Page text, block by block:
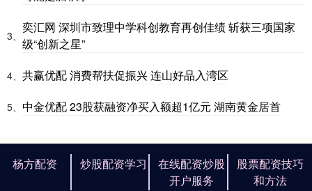
3、
奕汇网 深圳市致理中学科创教育再创佳绩 斩获三项国家
级“创新之星”
4、 共赢优配 消费帮扶促振兴 连山好品入湾区
5、 中金优配 23股获融资净买入额超1亿元 湖南黄金居首
杨方配资 炒股配资学习
在线配资炒股
开户服务
股票配资技巧
和方法